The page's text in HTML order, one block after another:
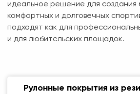
идеальное решение для создания
комфортных и долговечных
подходят как для
и для любительских площадок.
Рулонные покрытия из